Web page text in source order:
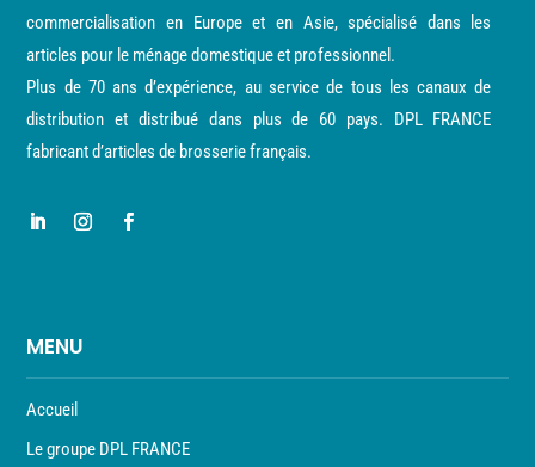
commercialisation en Europe et en Asie, spécialisé dans les
articles pour le ménage domestique et professionnel.
Plus de 70 ans d’expérience, au service de tous les canaux de
distribution et distribué dans plus de 60 pays. DPL FRANCE
fabricant d’articles de brosserie français.
MENU
Accueil
Le groupe DPL FRANCE